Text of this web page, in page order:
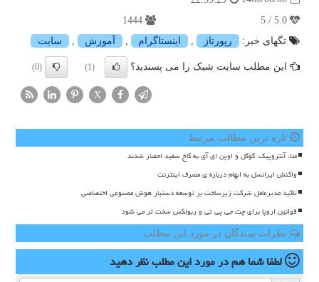
تگهای خبر:
رپورتاژ اینستاگرام آموزش سایت
این مطلب سایت شیک را می پسندید؟ (1)
(0)
X
تازه ترین مطالب مرتبط
متا، آنتروپیک، گوگل و اوپن ای آی به کاخ سفید احضار شدند
واکنش ایرانسل به ابهام درباره ی مصرف اینترنت
تاکید مدیرعامل شرکت زیرساخت بر توسعه دستیار هوش مصنوعی اختصاصی
قوانین اروپا برای چت جی پی تی و ربولکس سخت تر می شود
نظرات بینندگان در مورد این مطلب
لطفا شما همدر مورد این مطلبنظر دهید